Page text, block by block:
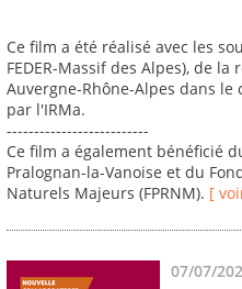
Ce film a été réalisé avec les
FEDER-Massif des Alpes), de
Auvergne-Rhône-Alpes dans le
par l'IRMa.
--------------------------
Ce film a également bénéficié
Pralognan-la-Vanoise et du
Naturels Majeurs (FPRNM). [
07/07/